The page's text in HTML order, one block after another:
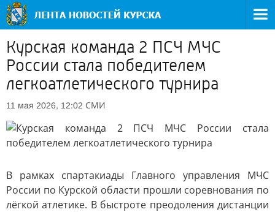
Курская команда 2 ПСЧ МЧС
России стала победителем
легкоатлетического турнира
11 мая 2026, 12:02 СМИ
В рамках спартакиады Главного управления МЧС
России по Курской области прошли соревнования по
лёгкой атлетике. В быстроте преодоления дистанции